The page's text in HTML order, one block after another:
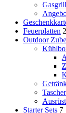
Feuerplatten
Outdoor
Starter Sets 7